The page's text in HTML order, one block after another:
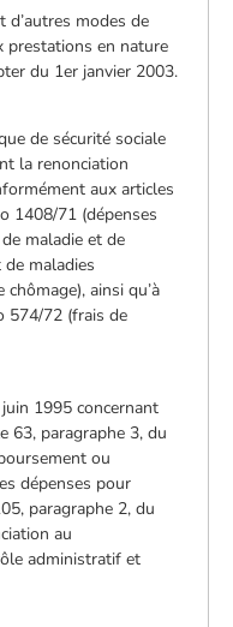
d’autres modes de
prestations en nature
du 1er janvier 2003.
de sécurité sociale
la renonciation
aux articles
1408/71 (dépenses
maladie et de
de maladies
ainsi qu’à
574/72 (frais de
1995 concernant
63, paragraphe 3, du
ou
dépenses pour
paragraphe 2, du
au
administratif et